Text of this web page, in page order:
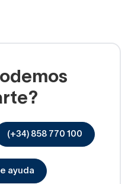
(+34) 858 770 100
ayuda